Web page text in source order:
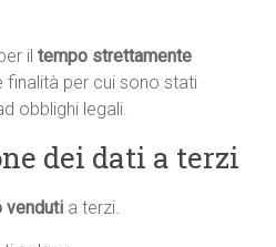
iltempo strettamente
finalità per cui sono stati
obblighi legali.
dei dati a terzi
venduti a terzi.